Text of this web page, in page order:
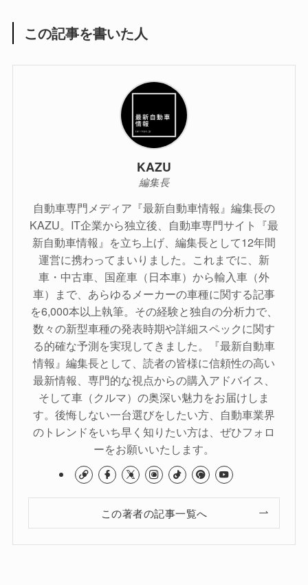
この記事を書いた人
KAZU
編集長
自動車専門メディア『最新自動車情報』編集長の
KAZU。IT企業から独立後、自動車専門サイト『最
新自動車情報』を立ち上げ、編集長として12年間
運営に携わってまいりました。これまでに、新
車・中古車、国産車（日本車）から輸入車（外
車）まで、あらゆるメーカーの車種に関する記事
を6,000本以上執筆。その経験と独自の分析力で、
数々の新型車種の発表時期や詳細スペックに関す
る的確な予測を実現してきました。『最新自動車
情報』編集長として、読者の皆様に信頼性の高い
最新情報、専門的な視点からの購入アドバイス、
そして車（クルマ）の奥深い魅力をお届けしま
す。後悔しない一台選びをしたい方、自動車業界
のトレンドをいち早く知りたい方は、ぜひフォロ
ーをお願いいたします。
この著者の記事一覧へ